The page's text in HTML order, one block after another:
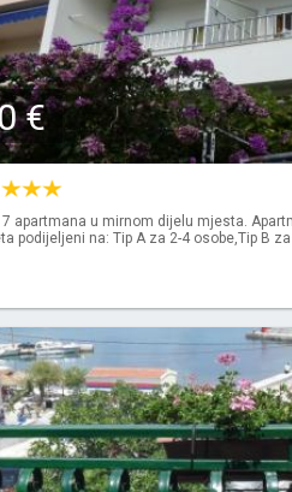
€
7 apartmana u mirnom dijelu mjesta.
podijeljeni na: Tip A za 2-4 osobe,Tip B